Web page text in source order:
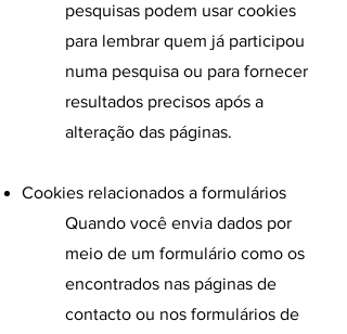
pesquisas podem usar cookies
para lembrar quem já participou
numa pesquisa ou para fornecer
resultados precisos após a
alteração das páginas.​​​
Cookies relacionados a formulários​​
Quando você envia dados por
meio de um formulário como os
encontrados nas páginas de
contacto ou nos formulários de